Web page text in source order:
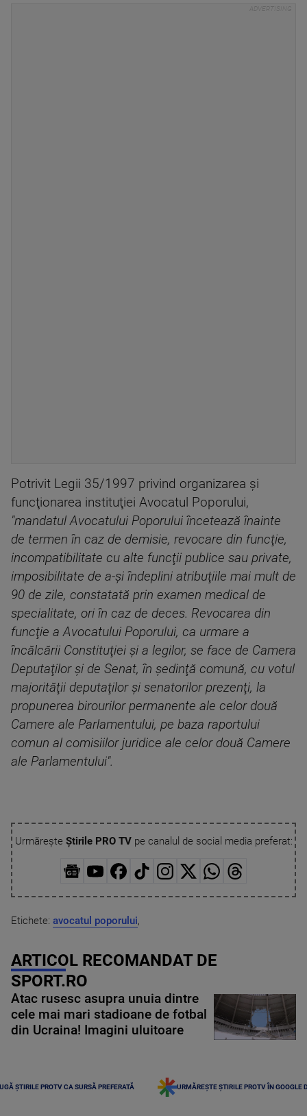
Potrivit Legii 35/1997 privind organizarea şi
funcţionarea instituţiei Avocatul Poporului,
"mandatul Avocatului Poporului încetează înainte
de termen în caz de demisie, revocare din funcţie,
incompatibilitate cu alte funcţii publice sau private,
imposibilitate de a-şi îndeplini atribuţiile mai mult de
90 de zile, constatată prin examen medical de
specialitate, ori în caz de deces. Revocarea din
funcţie a Avocatului Poporului, ca urmare a
încălcării Constituţiei şi a legilor, se face de Camera
Deputaţilor şi de Senat, în şedinţă comună, cu votul
majorităţii deputaţilor şi senatorilor prezenţi, la
propunerea birourilor permanente ale celor două
Camere ale Parlamentului, pe baza raportului
comun al comisiilor juridice ale celor două Camere
ale Parlamentului".
Urmărește Știrile PRO TVpe canalul de social media preferat:
Etichete: avocatul poporului,
ARTICOL RECOMANDAT DE
SPORT.RO
Atac rusesc asupra unuia dintre
cele mai mari stadioane de fotbal
din Ucraina! Imagini uluitoare
ȘTIRILE PROTV CA SURSĂ PREFERATĂ URMĂREȘTE ȘTIRILE PROTV ÎN GOOGLE